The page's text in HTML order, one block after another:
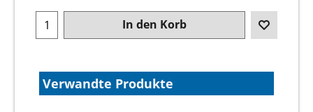
In den Korb
Verwandte Produkte